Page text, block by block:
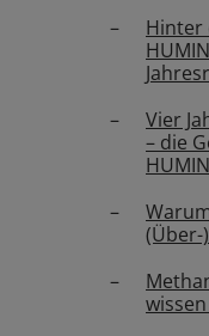
Hinter
Vier
– die
(Über-